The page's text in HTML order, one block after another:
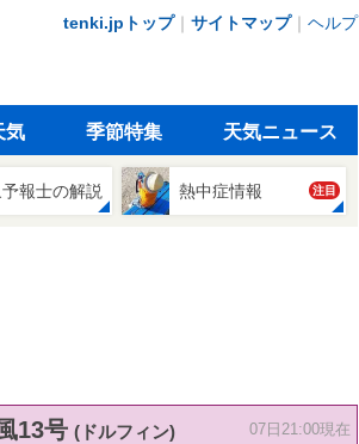
tenki.jpトップ｜ サイトマップ｜ ヘルプ
気 季節特集 天気ニュース
報士の解説 熱中症情報 注目
13号 (ドルフィン) 07日21:00現在